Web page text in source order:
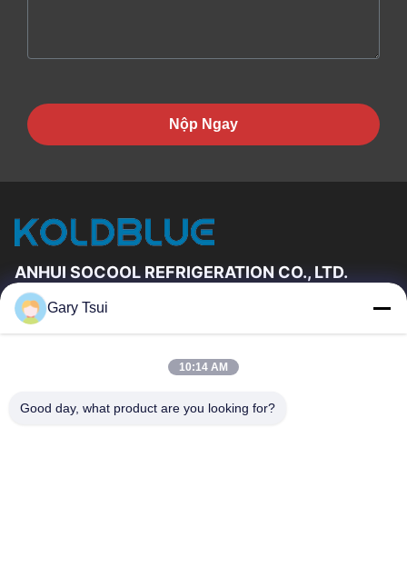
Nộp Ngay
ANHUI SOCOOL REFRIGERATION CO., LTD.
Đường Dẫn Nhanh
Về Chúng Tôi
Tham Quan Nhà Máy
Kiểm Soát Chất Lượng
Gary Tsui
10:14 AM
Good day, what product are you looking for?